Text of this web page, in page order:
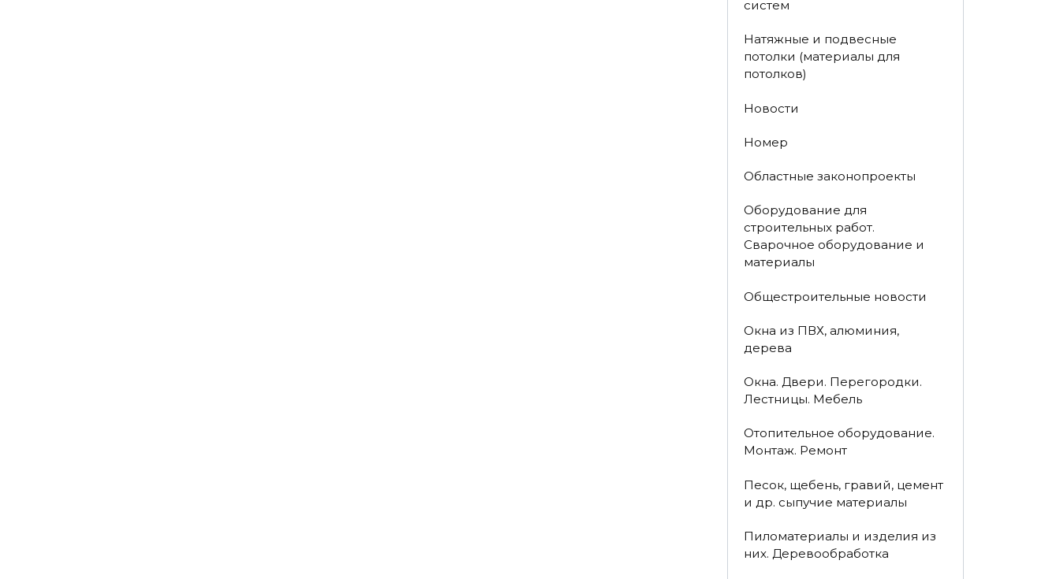
систем
Натяжные и подвесные
потолки (материалы для
потолков)
Новости
Номер
Областные законопроекты
Оборудование для
строительных работ.
Сварочное оборудование и
материалы
Общестроительные новости
Окна из ПВХ, алюминия,
дерева
Окна. Двери. Перегородки.
Лестницы. Мебель
Отопительное оборудование.
Монтаж. Ремонт
Песок, щебень, гравий, цемент
и др. сыпучие материалы
Пиломатериалы и изделия из
них. Деревообработка